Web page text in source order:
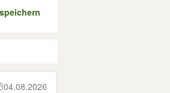
04.08.2026